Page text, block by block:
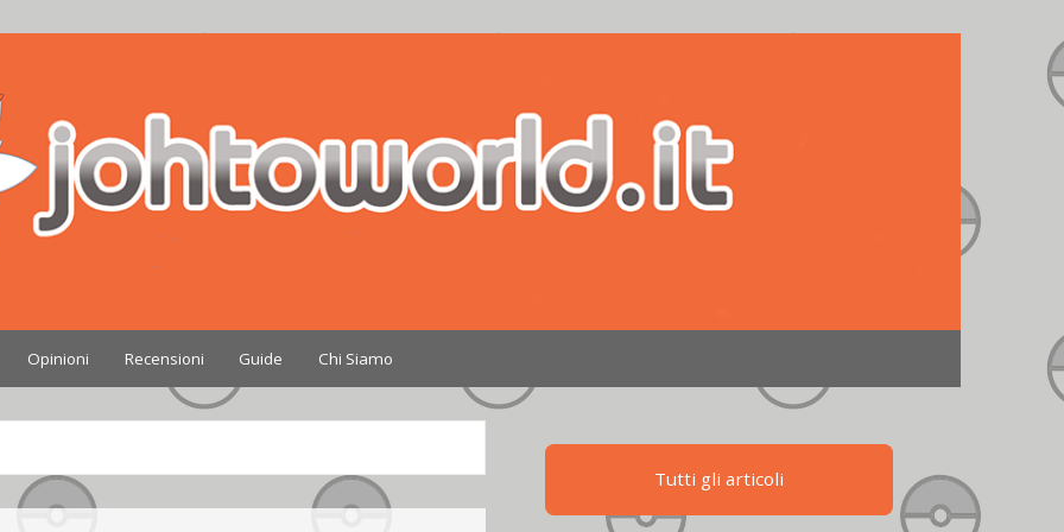
Opinioni Recensioni Guide Chi Siamo
Tutti gli articoli